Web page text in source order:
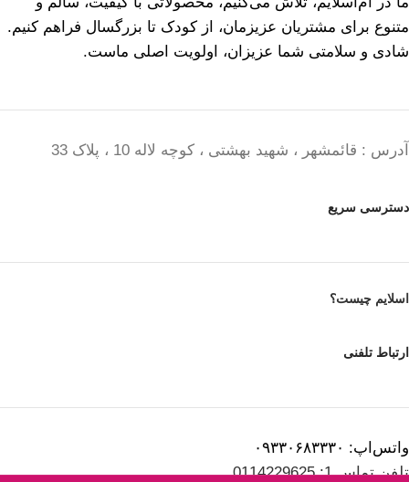
متنوع برای مشتریان عزیزمان، از کودک تا بزرگسال فراهم کنیم.
شادی و سلامتی شما عزیزان، اولویت اصلی ماست.
آدرس : قائمشهر ، شهید بهشتی ، کوچه لاله 10 ، پلاک 33
دسترسی سریع
اسلایم چیست؟
ارتباط تلفنی
واتس‌اپ: ۰۹۳۳۰۶۸۳۳۳۰
تلفن تماس 1: 0114229625